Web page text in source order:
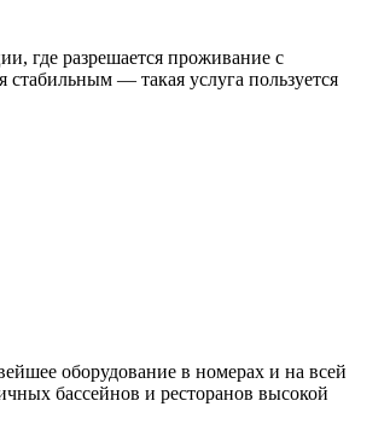
где разрешается проживание с
— такая услуга пользуется
оборудование в номерах и на всей
бассейнов и ресторанов высокой